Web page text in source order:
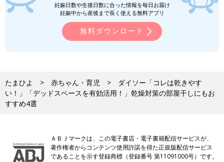
妊娠日数や生後日数に合った情報を毎日お届け
妊娠中から産後まで長く使える無料アプリ
無料ダウンロード
たまひよ 赤ちゃん・育児
ダイソー「コレは乾きやす
い！」「デッドスペースを有効活用！」乾燥対策の部屋干しにもお
すすめ4選
ＡＢＪマークは、この電子書店・電子書籍配信サービスが、
著作権者からコンテンツ使用許諾を得た正規版配信サービス
であることを示す登録商標（登録番号 第11091000号）です。